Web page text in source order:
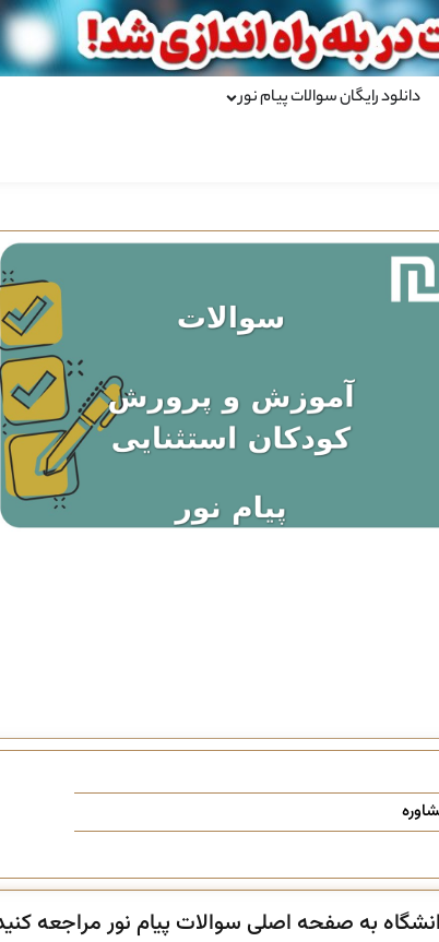
دانلود رایگان سوالات پیام نور
به صفحه اصلی سوالات پیام نور مراجعه